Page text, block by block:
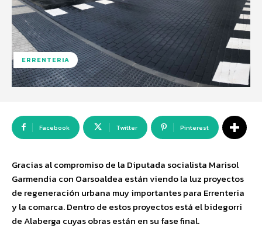
ERRENTERIA
Facebook Twitter Pinterest
Gracias al compromiso de la Diputada socialista Marisol
Garmendia con Oarsoaldea están viendo la luz proyectos
de regeneración urbana muy importantes para Errenteria
y la comarca. Dentro de estos proyectos está el bidegorri
de Alaberga cuyas obras están en su fase final.